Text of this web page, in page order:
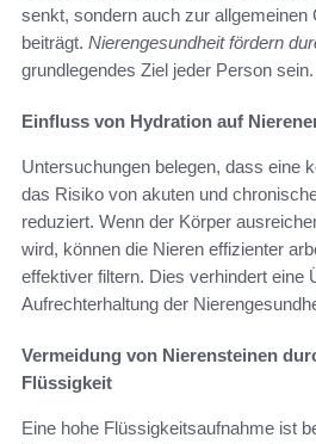
senkt, sondern auch zur allgemeinen
beiträgt. Nierengesundheit fördern
grundlegendes Ziel jeder Person sein.
Einfluss von Hydration auf
Untersuchungen belegen, dass eine
das Risiko von akuten und
reduziert. Wenn der Körper
wird, können die Nieren effizienter
effektiver filtern. Dies verhindert eine
Aufrechterhaltung der
Vermeidung von Nierensteinen
Flüssigkeit
Eine hohe Flüssigkeitsaufnahme ist